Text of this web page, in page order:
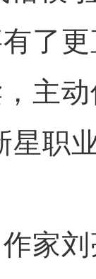
了
主
星职
刘